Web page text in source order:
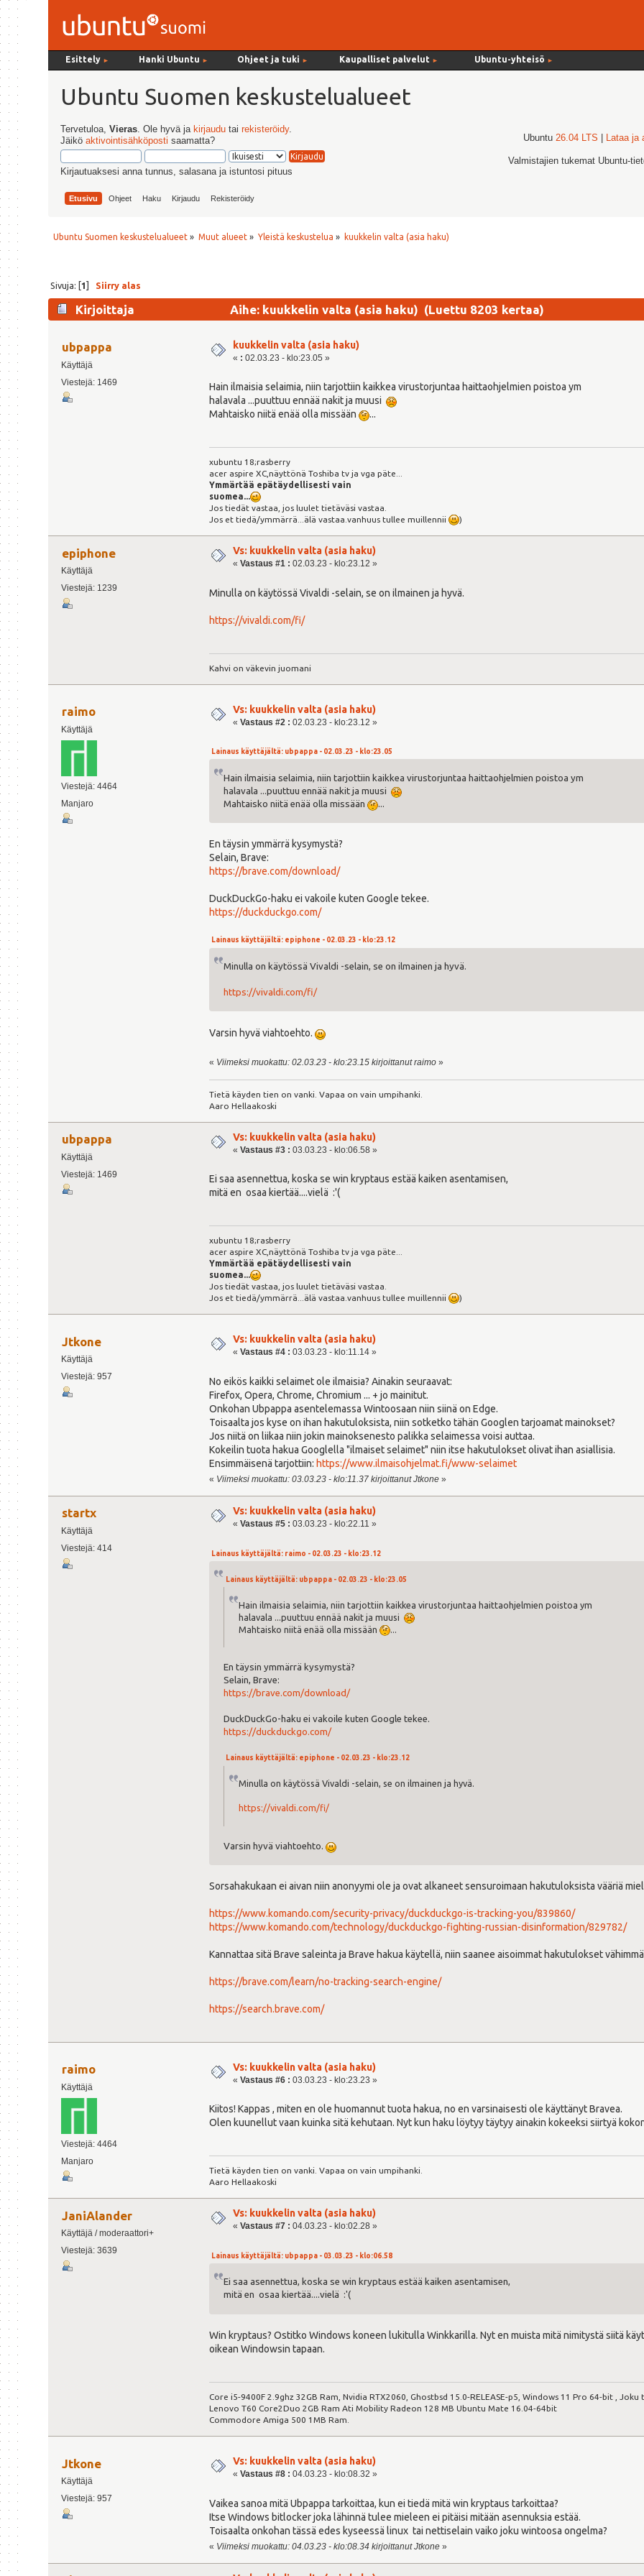
Esittely ► Hanki Ubuntu ► Ohjeet ja tuki ► Kaupalliset palvelut ► Ubuntu-yhteisö ►
Ubuntu Suomen keskustelualueet
Tervetuloa, Vieras. Ole hyvä ja kirjaudutai rekisteröidy.
Jäikö aktivointisähköposti saamatta?
Kirjautuaksesi anna tunnus, salasana ja istuntosi pituus
Ubuntu26.04 LTS Lataa ja
Valmistajien tukemat Ubuntu-
Etusivu Ohjeet Haku Kirjaudu Rekisteröidy
Ubuntu Suomen keskustelualueet » Muut alueet » Yleistä keskustelua » kuukkelin valta (asia haku)
Sivuja: [1] Siirry alas
Kirjoittaja Aihe: kuukkelin valta (asia haku) (Luettu 8203 kertaa)
ubpappa
Käyttäjä
Viestejä: 1469
kuukkelin valta (asia haku)
« : 02.03.23 - klo:23.05 »
Hain ilmaisia selaimia, niin tarjottiin kaikkea virustorjuntaa haittaohjelmien poistoa ym
halavala ...puuttuu ennää nakit ja muusi
Mahtaisko niitä enää olla missään
...
xubuntu 18;rasberry
acer aspire XC,näyttönä Toshiba tv ja vga päte...
Ymmärtää epätäydellisesti vain
suomea...
Jos tiedät vastaa, jos luulet tietäväsi vastaa.
Jos et tiedä/ymmärrä...älä vastaa.vanhuus tullee muillennii
)
epiphone
Käyttäjä
Viestejä: 1239
Vs: kuukkelin valta (asia haku)
«Vastaus #1 : 02.03.23 - klo:23.12 »
Minulla on käytössä Vivaldi -selain, se on ilmainen ja hyvä.
https://vivaldi.com/fi/
Kahvi on väkevin juomani
raimo
Käyttäjä
Viestejä: 4464
Manjaro
Vs: kuukkelin valta (asia haku)
«Vastaus #2 : 02.03.23 - klo:23.12 »
Lainaus käyttäjältä: ubpappa - 02.03.23 - klo:23.05
Hain ilmaisia selaimia, niin tarjottiin kaikkea virustorjuntaa haittaohjelmien poistoa ym
halavala ...puuttuu ennää nakit ja muusi
Mahtaisko niitä enää olla missään
...
En täysin ymmärrä kysymystä?
Selain, Brave:
https://brave.com/download/
DuckDuckGo-haku ei vakoile kuten Google tekee.
https://duckduckgo.com/
Lainaus käyttäjältä: epiphone - 02.03.23 - klo:23.12
Minulla on käytössä Vivaldi -selain, se on ilmainen ja hyvä.
https://vivaldi.com/fi/
Varsin hyvä viahtoehto.
« Viimeksi muokattu: 02.03.23 - klo:23.15 kirjoittanut raimo »
Tietä käyden tien on vanki. Vapaa on vain umpihanki.
Aaro Hellaakoski
ubpappa
Käyttäjä
Viestejä: 1469
Vs: kuukkelin valta (asia haku)
«Vastaus #3 : 03.03.23 - klo:06.58 »
Ei saa asennettua, koska se win kryptaus estää kaiken asentamisen,
mitä en osaa kiertää....vielä :'(
xubuntu 18;rasberry
acer aspire XC,näyttönä Toshiba tv ja vga päte...
Ymmärtää epätäydellisesti vain
suomea...
Jos tiedät vastaa, jos luulet tietäväsi vastaa.
Jos et tiedä/ymmärrä...älä vastaa.vanhuus tullee muillennii
)
Jtkone
Käyttäjä
Viestejä: 957
Vs: kuukkelin valta (asia haku)
«Vastaus #4 : 03.03.23 - klo:11.14 »
No eikös kaikki selaimet ole ilmaisia? Ainakin seuraavat:
Firefox, Opera, Chrome, Chromium ... + jo mainitut.
Onkohan Ubpappa asentelemassa Wintoosaan niin siinä on Edge.
Toisaalta jos kyse on ihan hakutuloksista, niin sotketko tähän Googlen tarjoamat mainokset?
Jos niitä on liikaa niin jokin mainoksenesto palikka selaimessa voisi auttaa.
Kokeilin tuota hakua Googlella "ilmaiset selaimet" niin itse hakutulokset olivat ihan asiallisia.
Ensimmäisenä tarjottiin: https://www.ilmaisohjelmat.fi/www-selaimet
« Viimeksi muokattu: 03.03.23 - klo:11.37 kirjoittanut Jtkone »
startx
Käyttäjä
Viestejä: 414
Vs: kuukkelin valta (asia haku)
«Vastaus #5 : 03.03.23 - klo:22.11 »
Lainaus käyttäjältä: raimo - 02.03.23 - klo:23.12
Lainaus käyttäjältä: ubpappa - 02.03.23 - klo:23.05
Hain ilmaisia selaimia, niin tarjottiin kaikkea virustorjuntaa haittaohjelmien poistoa ym
halavala ...puuttuu ennää nakit ja muusi
Mahtaisko niitä enää olla missään
En täysin ymmärrä kysymystä?
Selain, Brave:
https://brave.com/download/
DuckDuckGo-haku ei vakoile kuten Google tekee.
https://duckduckgo.com/
Lainaus käyttäjältä: epiphone - 02.03.23 - klo:23.12
Minulla on käytössä Vivaldi -selain, se on ilmainen ja hyvä.
https://vivaldi.com/fi/
Varsin hyvä viahtoehto.
Sorsahakukaan ei aivan niin anonyymi ole ja ovat alkaneet sensuroimaan hakutuloksista vääriä
https://www.komando.com/security-privacy/duckduckgo-is-tracking-you/839860/
https://www.komando.com/technology/duckduckgo-fighting-russian-disinformation/829782/
Kannattaa sitä Brave saleinta ja Brave hakua käytellä, niin saanee aisoimmat hakutulokset
https://brave.com/learn/no-tracking-search-engine/
https://search.brave.com/
raimo
Käyttäjä
Viestejä: 4464
Manjaro
Vs: kuukkelin valta (asia haku)
«Vastaus #6 : 03.03.23 - klo:23.23 »
Kiitos! Kappas , miten en ole huomannut tuota hakua, no en varsinaisesti ole käyttänyt Bravea.
Olen kuunellut vaan kuinka sitä kehutaan. Nyt kun haku löytyy täytyy ainakin kokeeksi siirtyä
Tietä käyden tien on vanki. Vapaa on vain umpihanki.
Aaro Hellaakoski
JaniAlander
Käyttäjä / moderaattori+
Viestejä: 3639
Vs: kuukkelin valta (asia haku)
«Vastaus #7 : 04.03.23 - klo:02.28 »
Lainaus käyttäjältä: ubpappa - 03.03.23 - klo:06.58
Ei saa asennettua, koska se win kryptaus estää kaiken asentamisen,
mitä en osaa kiertää....vielä :'(
Win kryptaus? Ostitko Windows koneen lukitulla Winkkarilla. Nyt en muista mitä nimitystä siitä
oikean Windowsin tapaan.
Core i5-9400F 2.9ghz 32GB Ram, Nvidia RTX2060, Ghostbsd 15.0-RELEASE-p5, Windows 11 Pro 64-bit ,
Lenovo T60 Core2Duo 2GB Ram Ati Mobility Radeon 128 MB Ubuntu Mate 16.04-64bit
Commodore Amiga 500 1MB Ram.
Jtkone
Käyttäjä
Viestejä: 957
Vs: kuukkelin valta (asia haku)
«Vastaus #8 : 04.03.23 - klo:08.32 »
Vaikea sanoa mitä Ubpappa tarkoittaa, kun ei tiedä mitä win kryptaus tarkoittaa?
Itse Windows bitlocker joka lähinnä tulee mieleen ei pitäisi mitään asennuksia estää.
Toisaalta onkohan tässä edes kyseessä linux tai nettiselain vaiko joku wintoosa ongelma?
« Viimeksi muokattu: 04.03.23 - klo:08.34 kirjoittanut Jtkone »